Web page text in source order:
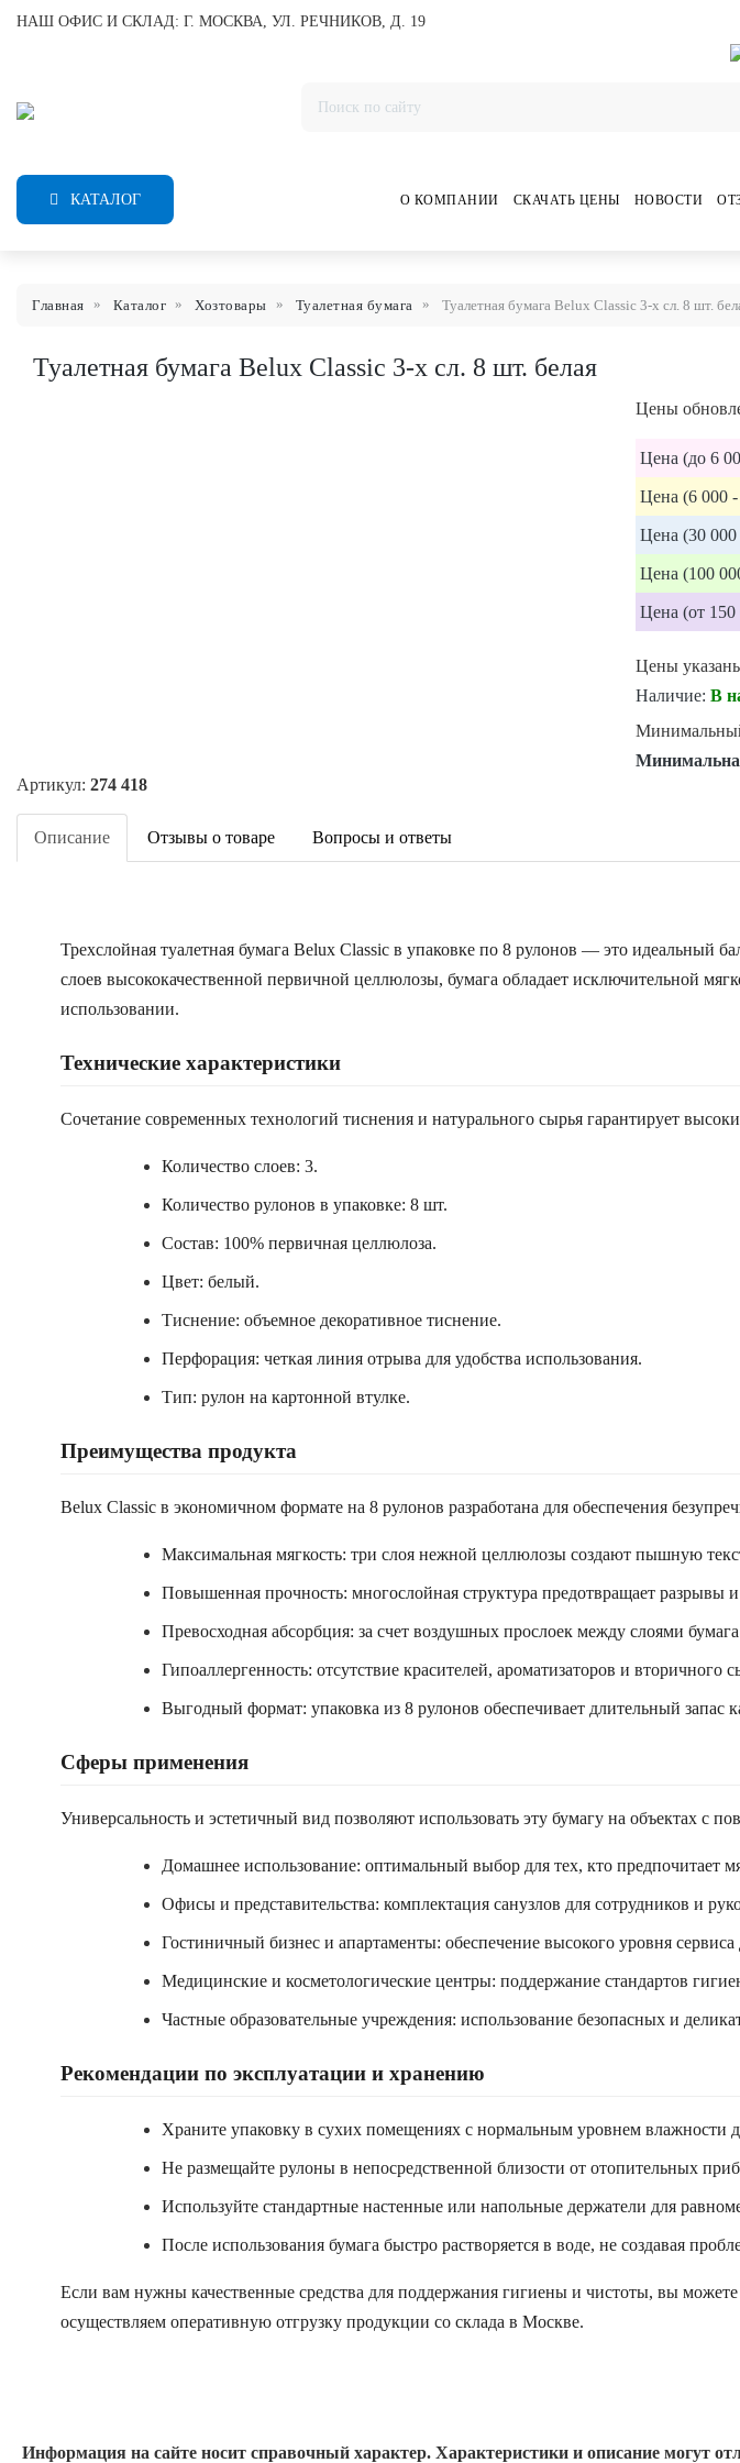
НАШ ОФИС И СКЛАД: Г. МОСКВА, УЛ. РЕЧНИКОВ, Д. 19
КАТАЛОГ О КОМПАНИИ СКАЧАТЬ ЦЕНЫ НОВОСТИ
Главная Каталог Хозтовары Туалетная бумага Туалетная бумага Belux Classic 3-х сл. 8 шт.
Туалетная бумага Belux Classic 3-х сл. 8 шт. белая
Цены
Цена (до 6
Цена (6 000
Цена (30
Цена (100
Цена (от 150
Цены
Наличие: В
Артикул: 274 418
Описание Отзывы о товаре Вопросы и ответы
Трехслойная туалетная бумага Belux Classic в упаковке по 8 рулонов — это
слоев высококачественной первичной целлюлозы, бумага обладает исключительной
использовании.
Технические характеристики
Сочетание современных технологий тиснения и натурального сырья гарантирует
Количество слоев: 3.
Количество рулонов в упаковке: 8 шт.
Состав: 100% первичная целлюлоза.
Цвет: белый.
Тиснение: объемное декоративное тиснение.
Перфорация: четкая линия отрыва для удобства использования.
Тип: рулон на картонной втулке.
Преимущества продукта
Belux Classic в экономичном формате на 8 рулонов разработана для обеспечения
Максимальная мягкость: три слоя нежной целлюлозы создают пышную
Повышенная прочность: многослойная структура предотвращает разрывы
Превосходная абсорбция: за счет воздушных прослоек между слоями
Гипоаллергенность: отсутствие красителей, ароматизаторов и вторичного
Выгодный формат: упаковка из 8 рулонов обеспечивает длительный запас
Сферы применения
Универсальность и эстетичный вид позволяют использовать эту бумагу на объектах с
Домашнее использование: оптимальный выбор для тех, кто предпочитает
Офисы и представительства: комплектация санузлов для сотрудников и
Гостиничный бизнес и апартаменты: обеспечение высокого уровня
Медицинские и косметологические центры: поддержание стандартов
Частные образовательные учреждения: использование безопасных и
Рекомендации по эксплуатации и хранению
Храните упаковку в сухих помещениях с нормальным уровнем влажности
Не размещайте рулоны в непосредственной близости от отопительных
Используйте стандартные настенные или напольные держатели для
После использования бумага быстро растворяется в воде, не создавая
Если вам нужны качественные средства для поддержания гигиены и чистоты, вы
осуществляем оперативную отгрузку продукции со склада в Москве.
Информация на сайте носит справочный характер. Характеристики и описание могут